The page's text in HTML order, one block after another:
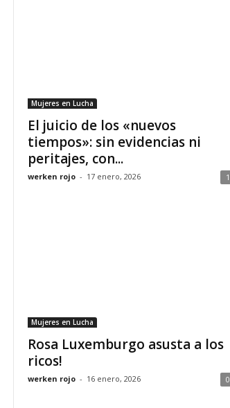
Mujeres en Lucha
El juicio de los «nuevos
tiempos»: sin evidencias ni
peritajes, con...
werken rojo - 17 enero, 2026 1
Mujeres en Lucha
Rosa Luxemburgo asusta a los
ricos!
werken rojo - 16 enero, 2026 0